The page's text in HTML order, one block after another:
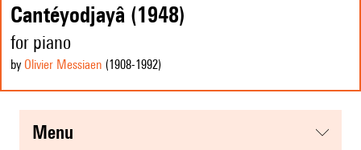
Cantéyodjayâ (1948)
for piano
by Olivier Messiaen (1908-1992)
menu